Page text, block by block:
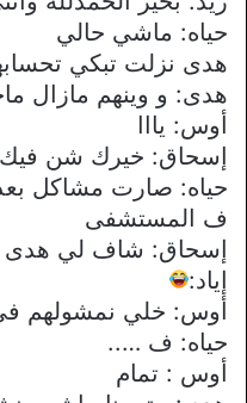
حياه: ماشي حالي
هدى نزلت تبكي
هدى: و وينهم مازال
أوس: يااا
إسحاق: خيرك شن فيك
حياه: صارت مشاكل
ف المستشفى
إسحاق: شاف لي هدى
إياد:
أوس: خلي نمشولهم
حياه: ف …..
أوس : تمام